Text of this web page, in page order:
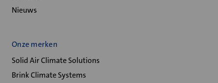
Nieuws
Onze merken
Solid Air Climate Solutions
Brink Climate Systems